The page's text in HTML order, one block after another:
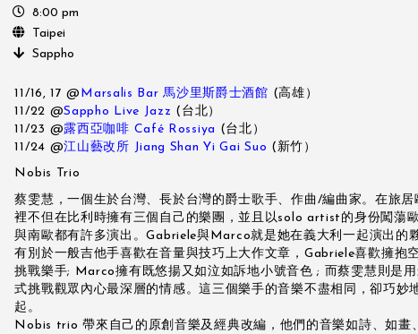
8:00 pm
Taipei
Sappho
11/16, 17 @ Marsalis Bar 馬沙里斯爵士酒館 (高雄）
11/22 @Sappho Live Jazz (台北）
11/23 @露西亞咖啡 Café Rossiya (台北）
11/24 @江山藝改所 Jiang Shan Yi Gai Suo (新竹）
Nobis Trio
蔡雯慧，一個生於台灣、長於台灣的爵士歌手、作曲/編曲家。在旅居
裡不但在比利時擁有三個自己的樂團，並且以solo artist的身份闖蕩
與南歐都有許多演出。Gabriele與Marco就是她在義大利一起演出的夥
有別於一般吉他手喜歡在音量與技巧上大作文章，Gabriele喜歡擁抱
挑戰樂手; Marco擁有既悠揚又如泣如訴地小號音色 ; 而蔡雯慧則是
式挑戰觀眾內心最深層的情感。這三個樂手的音樂不盡相同，卻巧妙
起。
Nobis trio 帶來自己的原創音樂及經典改編，他們的音樂如詩、如畫